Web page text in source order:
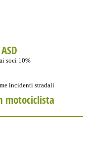
soci 10%
incidenti stradali
motociclista